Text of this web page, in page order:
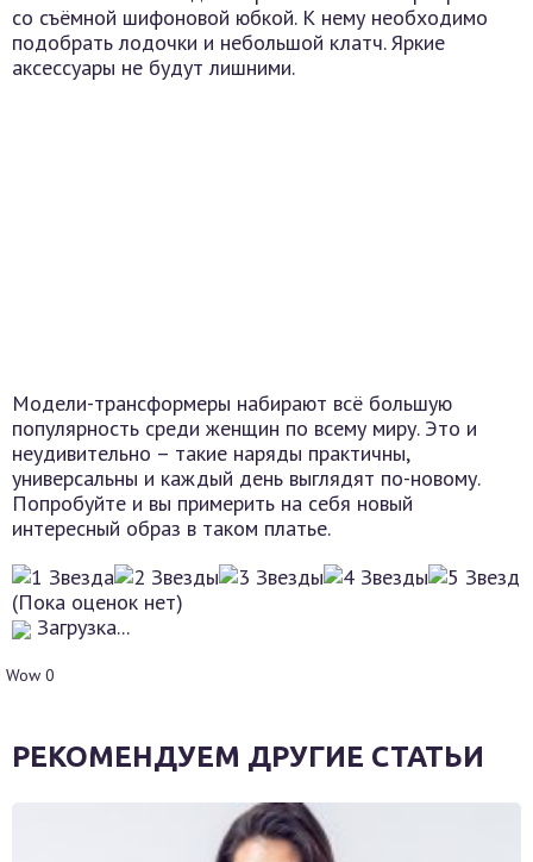
со съёмной шифоновой юбкой. К нему необходимо
подобрать лодочки и небольшой клатч. Яркие
аксессуары не будут лишними.
Модели-трансформеры набирают всё большую
популярность среди женщин по всему миру. Это и
неудивительно – такие наряды практичны,
универсальны и каждый день выглядят по-новому.
Попробуйте и вы примерить на себя новый
интересный образ в таком платье.
(Пока оценок нет)
Загрузка...
Wow 0
РЕКОМЕНДУЕМ ДРУГИЕ СТАТЬИ